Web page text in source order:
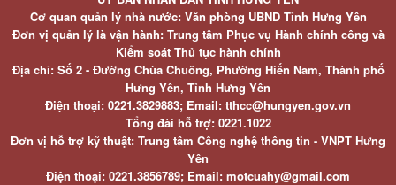
Cơ quan quản lý nhà nước: Văn phòng UBND Tỉnh Hưng Yên
Đơn vị quản lý là vận hành: Trung tâm Phục vụ Hành chính công và
Kiểm soát Thủ tục hành chính
Địa chỉ: Số 2 - Đường Chùa Chuông, Phường Hiến Nam, Thành phố
Hưng Yên, Tỉnh Hưng Yên
Điện thoại: 0221.3829883; Email: tthcc@hungyen.gov.vn
Tổng đài hỗ trợ: 0221.1022
Đơn vị hỗ trợ kỹ thuật: Trung tâm Công nghệ thông tin - VNPT Hưng
Yên
Điện thoại: 0221.3856789; Email: motcuahy@gmail.com